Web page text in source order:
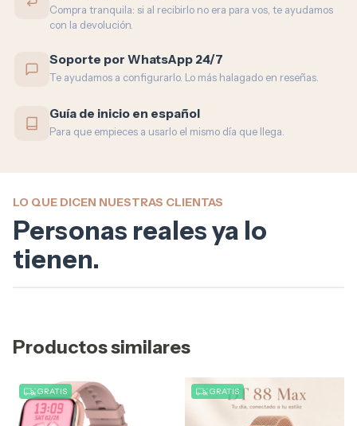
Compra tranquila: si al recibirlo no era para vos, te ayudamos
con la devolución.
Soporte por WhatsApp 24/7
Te ayudamos a configurarlo. Lo más halagado en reseñas.
Guía de inicio en español
Para que empieces a usarlo el mismo día que llega.
LO QUE DICEN NUESTRAS CLIENTAS
Personas reales ya lo
tienen.
Productos similares
GRATIS GRATIS